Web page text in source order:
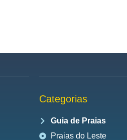
Categorias
Guia de Praias
Praias do Leste